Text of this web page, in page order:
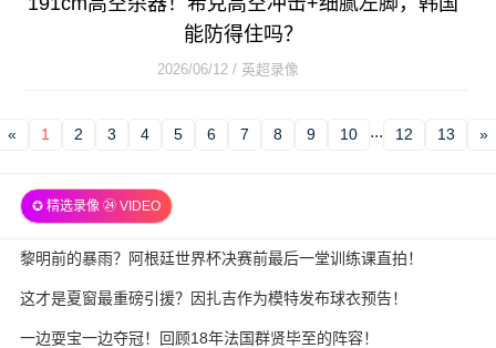
能防得住吗？
2026/06/12 / 英超录像
« 1 2 3 4 5 6 7 8 9 10 ... 12 13 »
✪ 精选录像 ㉔ VIDEO
黎明前的暴雨？阿根廷世界杯决赛前最后一堂训练课直拍！
这才是夏窗最重磅引援？因扎吉作为模特发布球衣预告！
一边耍宝一边夺冠！回顾18年法国群贤毕至的阵容！